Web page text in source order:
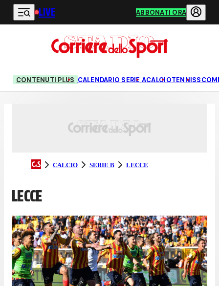
Vai al contenuto principale
LIVE ABBONATI ORA
CONTENUTI PLUS CALENDARIO SERIE ACALCIOTENNIS
CALCIO SERIE B LECCE
LECCE